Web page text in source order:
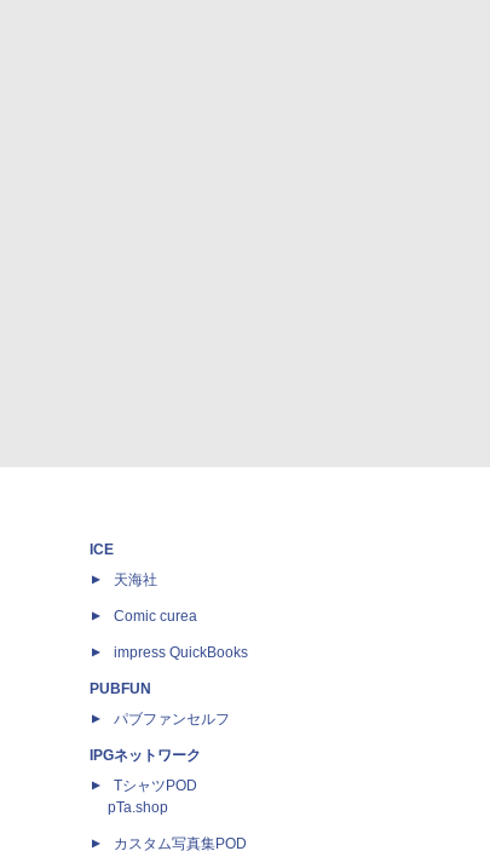
ICE
天海社
Comic curea
impress QuickBooks
PUBFUN
パブファンセルフ
IPGネットワーク
TシャツPOD
pTa.shop
カスタム写真集POD